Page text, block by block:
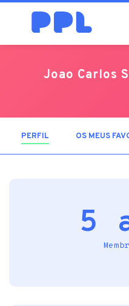
Joao Carlos
PERFIL (SEPARADOR ATIVO)
OS MEUS
5